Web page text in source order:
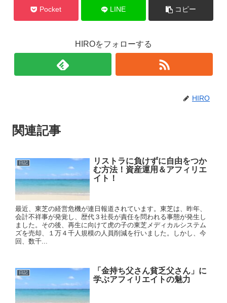
Pocket LINE コピー
HIROをフォローする
HIRO
関連記事
日記
リストラに負けずに自由をつか
む方法！資産運用＆アフィリエ
イト！
最近、東芝の経営危機が連日報道されています。東芝は、昨年、
会計不祥事が発覚し、歴代３社長が責任を問われる事態が発生し
ました。その後、再生に向けて虎の子の東芝メディカルシステム
ズを売却、１万４千人規模の人員削減を行いました。しかし、今
回、数千...
日記
「金持ち父さん貧乏父さん」に
学ぶアフィリエイトの魅力